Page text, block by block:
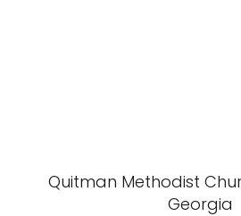
Quitman Methodist
Georgia